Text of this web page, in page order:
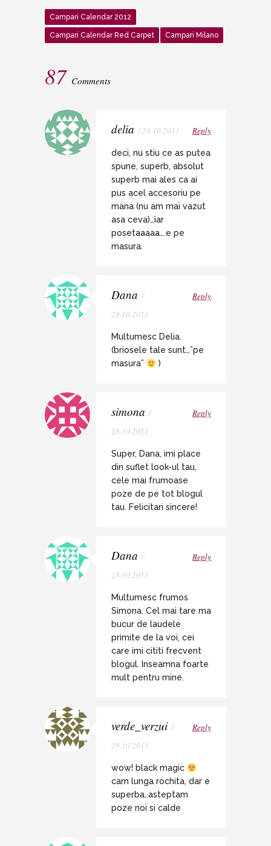
Campari Calendar 2012
Campari Calendar Red Carpet Campari Milano
87 Comments
delia / 28.10.2011 Reply
deci, nu stiu ce as putea
spune, superb, absolut
superb mai ales ca ai
pus acel accesoriu pe
mana (nu am mai vazut
asa ceva)…iar
posetaaaaa….e pe
masura.
Dana /
28.10.2011
Reply
Multumesc Delia.
(briosele tale sunt…”pe
masura”
)
simona /
28.10.2011
Reply
Super, Dana, imi place
din suflet look-ul tau,
cele mai frumoase
poze de pe tot blogul
tau. Felicitari sincere!
Dana /
28.10.2011
Reply
Multumesc frumos
Simona. Cel mai tare ma
bucur de laudele
primite de la voi, cei
care imi cititi frecvent
blogul. Inseamna foarte
mult pentru mine.
verde_verzui /
28.10.2011
Reply
wow! black magic
cam lunga rochita, dar e
superba..asteptam
poze noi si calde